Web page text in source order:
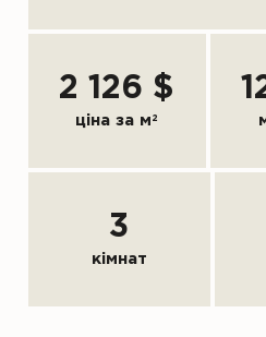
2 126 $
ціна за м 2
3
кімнат